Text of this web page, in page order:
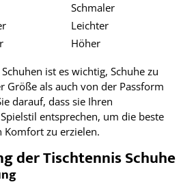
Schmaler
Leichter
Höher
ist es wichtig, Schuhe zu
Größe als auch von der Passform
darauf, dass sie Ihren
entsprechen, um die beste
Komfort zu erzielen.
der Tischtennis Schuhe